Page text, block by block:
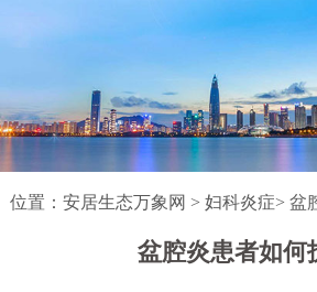
位置： 安居生态万象网 > 妇科炎症> 盆
盆腔炎患者如何